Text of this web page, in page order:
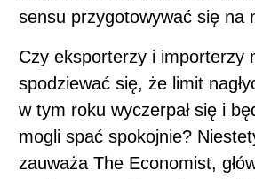
sensu przygotowywać się na
Czy eksporterzy i importerzy
spodziewać się, że limit
w tym roku wyczerpał się i
mogli spać spokojnie?
zauważa The Economist,